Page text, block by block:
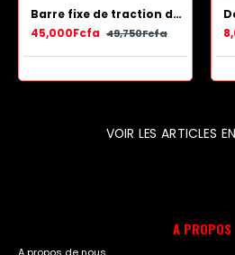
Barre fixe de traction double
45,000Fcfa 49,750Fcfa
VOIR LES ARTICLES
A PROPOS